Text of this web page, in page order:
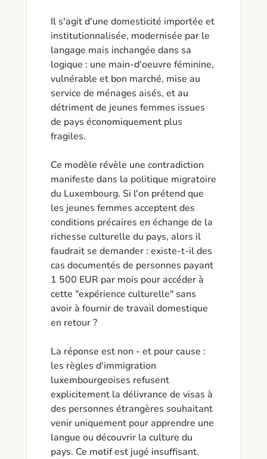
Il s'agit d'une domesticité importée et
institutionnalisée, modernisée par le
langage mais inchangée dans sa
logique : une main-d'oeuvre féminine,
vulnérable et bon marché, mise au
service de ménages aisés, et au
détriment de jeunes femmes issues
de pays économiquement plus
fragiles.
Ce modèle révèle une contradiction
manifeste dans la politique migratoire
du Luxembourg. Si l'on prétend que
les jeunes femmes acceptent des
conditions précaires en échange de la
richesse culturelle du pays, alors il
faudrait se demander : existe-t-il des
cas documentés de personnes payant
1 500 EUR par mois pour accéder à
cette "expérience culturelle" sans
avoir à fournir de travail domestique
en retour ?
La réponse est non - et pour cause :
les règles d'immigration
luxembourgeoises refusent
explicitement la délivrance de visas à
des personnes étrangères souhaitant
venir uniquement pour apprendre une
langue ou découvrir la culture du
pays. Ce motif est jugé insuffisant.